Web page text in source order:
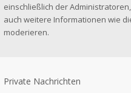
einschließlich der
auch weitere Informationen wie
moderieren.
Private Nachrichten